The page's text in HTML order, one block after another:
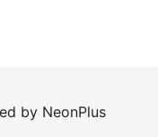
by NeonPlus